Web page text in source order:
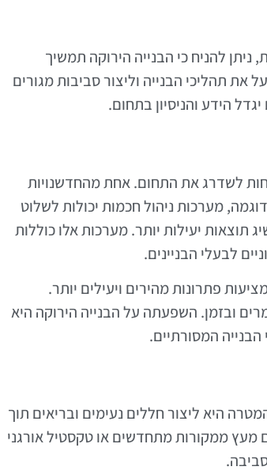
להניח כי הבנייה הירוקה תמשיך
את תהליכי הבנייה וליצור סביבות מגורים
הידע והניסיון בתחום.
לשדרג את התחום. אחת מהחדשנויות
מערכות ניהול חכמות יכולות לשלוט
יעילות יותר. מערכות אלו כוללות
לבעלי הבניינים.
פתרונות מהירים ויעילים יותר.
ובזמן. השפעתה על הבנייה הירוקה היא
המסורתיים.
היא ליצור חללים נעימים ובריאים תוך
מעץ ממקורות מתחדשים או טקסטיל אורגני